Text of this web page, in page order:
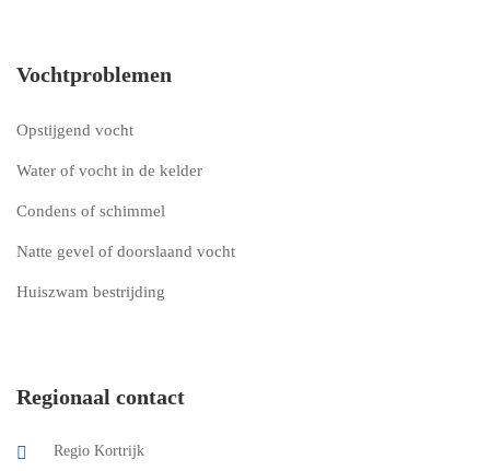
Vochtproblemen
Opstijgend vocht
Water of vocht in de kelder
Condens of schimmel
Natte gevel of doorslaand vocht
Huiszwam bestrijding
Regionaal contact
Regio Kortrijk